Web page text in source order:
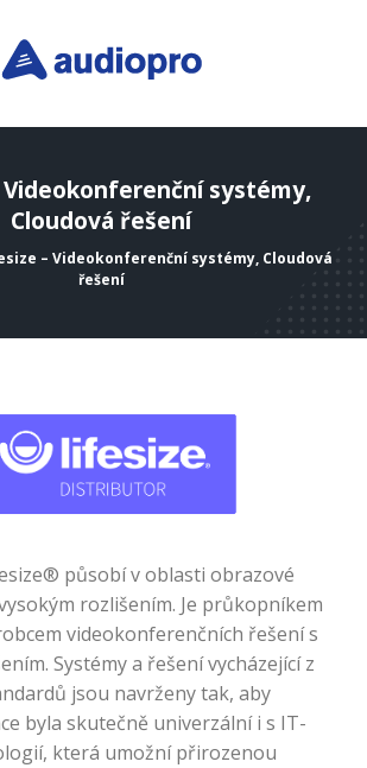
Videokonferenční systémy,
Cloudová řešení
– Videokonferenční systémy, Cloudová
řešení
působí v oblasti obrazové
rozlišením. Je průkopníkem
videokonferenčních řešení s
Systémy a řešení vycházející z
jsou navrženy tak, aby
byla skutečně univerzální i s IT-
která umožní přirozenou